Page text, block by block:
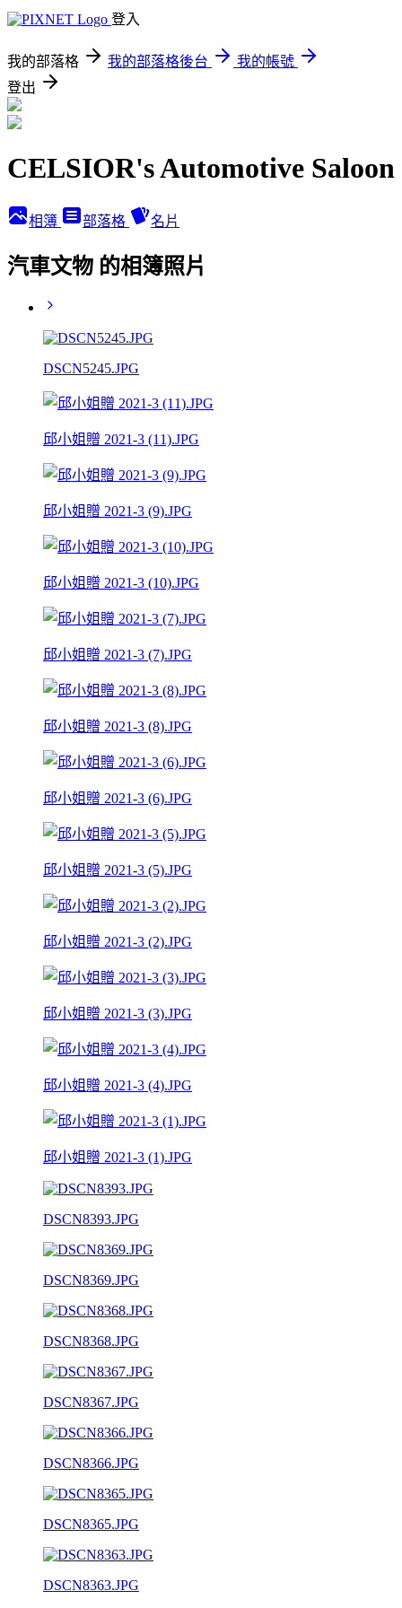
登入
我的部落格 我的部落格後台
我的帳號
登出
CELSIOR's Automotive Saloon
相簿 部落格 名片
汽車文物 的相簿照片
DSCN5245.JPG
邱小姐贈 2021-3 (11).JPG
邱小姐贈 2021-3 (9).JPG
邱小姐贈 2021-3 (10).JPG
邱小姐贈 2021-3 (7).JPG
邱小姐贈 2021-3 (8).JPG
邱小姐贈 2021-3 (6).JPG
邱小姐贈 2021-3 (5).JPG
邱小姐贈 2021-3 (2).JPG
邱小姐贈 2021-3 (3).JPG
邱小姐贈 2021-3 (4).JPG
邱小姐贈 2021-3 (1).JPG
DSCN8393.JPG
DSCN8369.JPG
DSCN8368.JPG
DSCN8367.JPG
DSCN8366.JPG
DSCN8365.JPG
DSCN8363.JPG